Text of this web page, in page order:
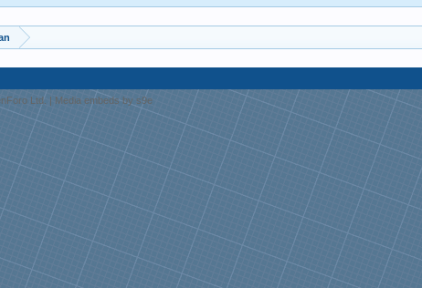
Ltd. | Media embeds by s9e